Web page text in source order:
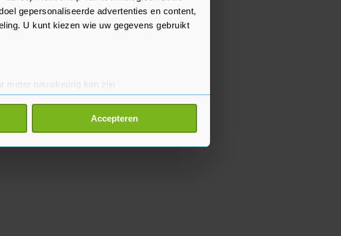
gepersonaliseerde advertenties en content,
U kunt kiezen wie uw gegevens gebruikt
meter nauwkeurig kan zijn
(fingerprinting)
in het
detailgedeelte
Accepteren